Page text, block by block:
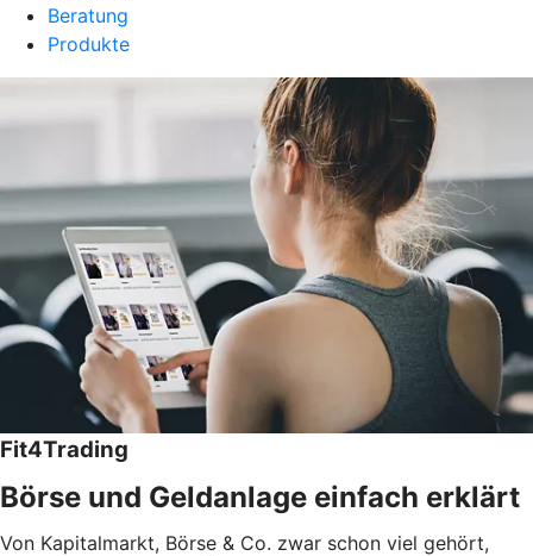
Beratung
Produkte
Fit4Trading
Börse und Geldanlage einfach erklärt
Von Kapitalmarkt, Börse & Co. zwar schon viel gehört,